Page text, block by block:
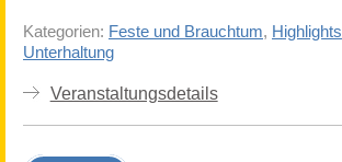
Kategorien: Feste und Brauchtum, Highlights
Unterhaltung
Veranstaltungsdetails